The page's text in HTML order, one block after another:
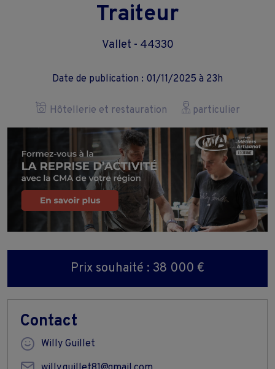
Traiteur
Vallet - 44330
Date de publication : 01/11/2025 à 23h
Hôtellerie et restauration particulier
Prix souhaité : 38 000 €
Contact
Willy Guillet